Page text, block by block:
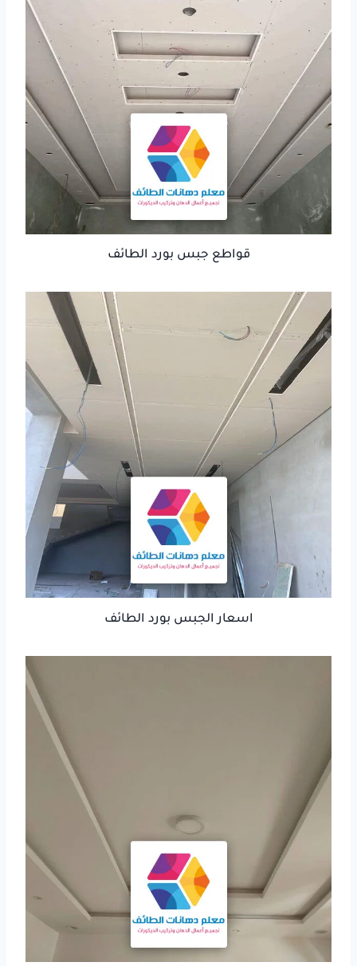
قواطع جبس بورد الطائف
اسعار الجبس بورد الطائف